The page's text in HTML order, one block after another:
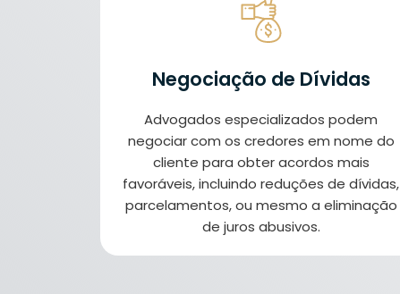
Negociação de Dívidas
Advogados especializados podem
negociar com os credores em nome do
cliente para obter acordos mais
favoráveis, incluindo reduções de dívidas,
parcelamentos, ou mesmo a eliminação
de juros abusivos.